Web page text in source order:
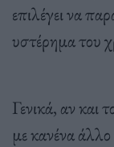
επιλέγει να
υστέρημα του
Γενικά, αν και
με κανένα